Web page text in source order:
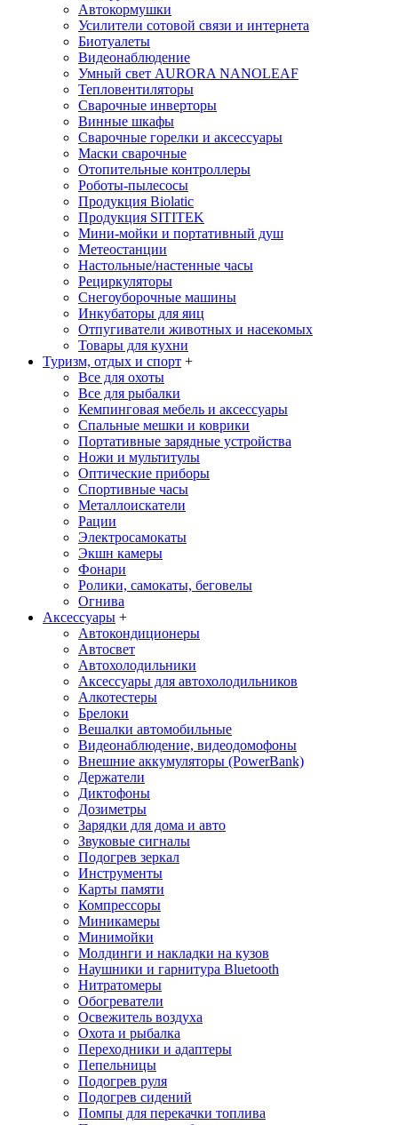
Автокормушки
Усилители сотовой связи и интернета
Биотуалеты
Видеонаблюдение
Умный свет AURORA NANOLEAF
Тепловентиляторы
Сварочные инверторы
Винные шкафы
Сварочные горелки и аксессуары
Маски сварочные
Отопительные контроллеры
Роботы-пылесосы
Продукция Biolatic
Продукция SITITEK
Мини-мойки и портативный душ
Метеостанции
Настольные/настенные часы
Рециркуляторы
Снегоуборочные машины
Инкубаторы для яиц
Отпугиватели животных и насекомых
Товары для кухни
Туризм, отдых и спорт +
Все для охоты
Все для рыбалки
Кемпинговая мебель и аксессуары
Спальные мешки и коврики
Портативные зарядные устройства
Ножи и мультитулы
Оптические приборы
Спортивные часы
Металлоискатели
Рации
Электросамокаты
Экшн камеры
Фонари
Ролики, самокаты, беговелы
Огнива
Аксессуары +
Автокондиционеры
Aвтосвет
Автохолодильники
Аксессуары для автохолодильников
Алкотестеры
Брелоки
Вешалки автомобильные
Видеонаблюдение, видеодомофоны
Внешние аккумуляторы (PowerBank)
Держатели
Диктофоны
Дозиметры
Зарядки для дома и авто
Звуковые сигналы
Подогрев зеркал
Инструменты
Карты памяти
Компрессоры
Миникамеры
Минимойки
Молдинги и накладки на кузов
Наушники и гарнитура Bluetooth
Нитратомеры
Обогреватели
Освежитель воздуха
Охота и рыбалка
Переходники и адаптеры
Пепельницы
Подогрев руля
Подогрев сидений
Помпы для перекачки топлива